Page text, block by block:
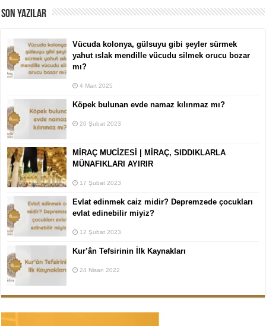
SON YAZILAR
Vücuda kolonya, gülsuyu gibi şeyler sürmek
yahut ıslak mendille vücudu silmek orucu bozar
mı?
4 Mart 2025
Köpek bulunan evde namaz kılınmaz mı?
20 Şubat 2023
MİRAÇ MUCİZESİ | MİRAÇ, SIDDIKLARLA
MÜNAFIKLARI AYIRIR
17 Şubat 2023
Evlat edinmek caiz midir? Depremzede çocukları
evlat edinebilir miyiz?
12 Şubat 2023
Kur’ân Tefsirinin İlk Kaynakları
24 Nisan 2022